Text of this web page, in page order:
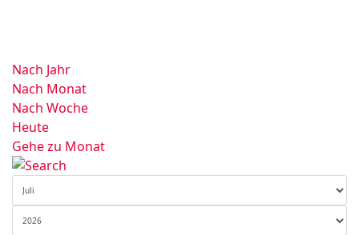
Nach Jahr
Nach Monat
Nach Woche
Heute
Gehe zu Monat